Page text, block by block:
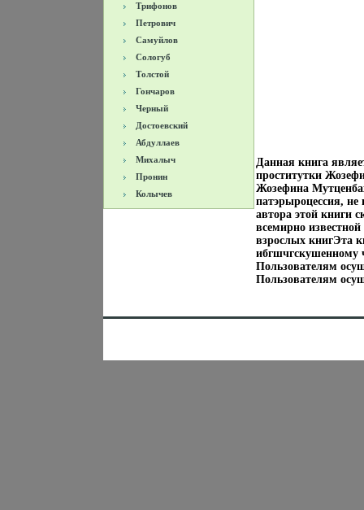
Трифонов
Петрович
Самуйлов
Сологуб
Толстой
Гончаров
Черный
Достоевский
Абдуллаев
Михалыч
Пронин
Колычев
Данная книга
проститутки
Жозефина
патэрыроцессия,
автора этой книги
всемирно
взрослых книгЭта
ибгшчгскушенному
Пользователям
Пользователям